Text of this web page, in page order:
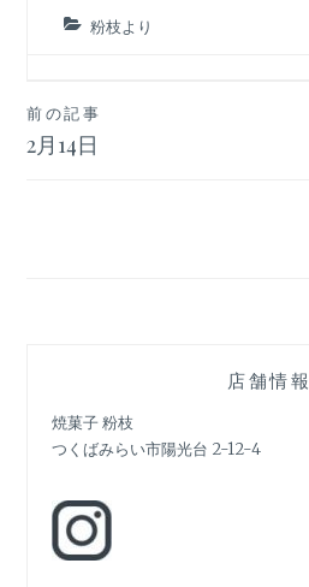
粉枝より
投
稿
ョ
ン
前の記事
2月14日
店舗情報
焼菓子 粉枝
つくばみらい市陽光台 2-12-4